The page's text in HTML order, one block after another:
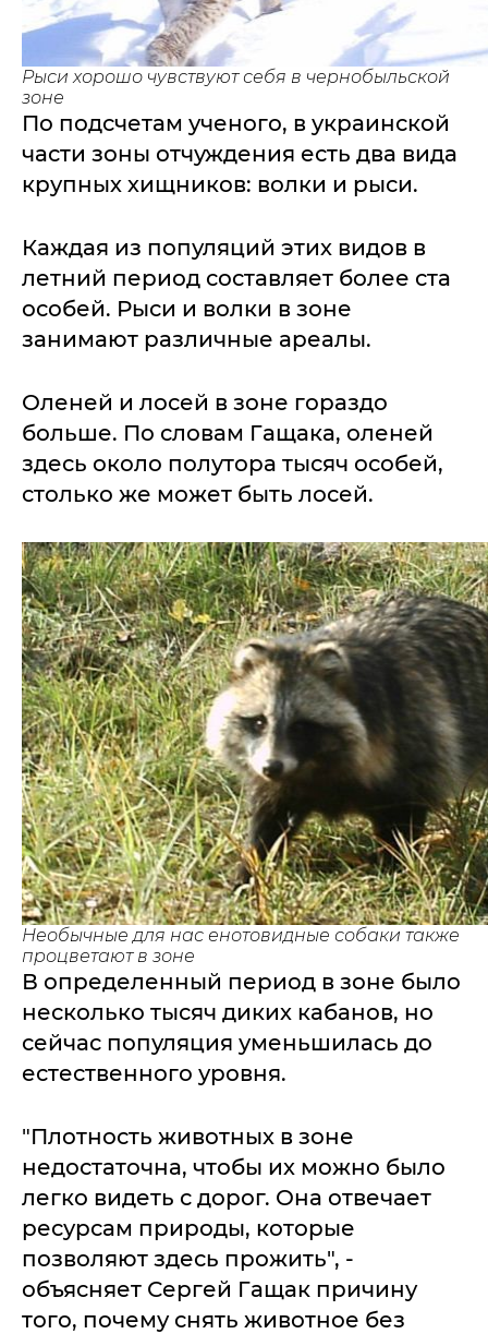
Рыси хорошо чувствуют себя в чернобыльской
зоне
По подсчетам ученого, в украинской
части зоны отчуждения есть два вида
крупных хищников: волки и рыси.
Каждая из популяций этих видов в
летний период составляет более ста
особей. Рыси и волки в зоне
занимают различные ареалы.
Оленей и лосей в зоне гораздо
больше. По словам Гащака, оленей
здесь около полутора тысяч особей,
столько же может быть лосей.
Необычные для нас енотовидные собаки также
процветают в зоне
В определенный период в зоне было
несколько тысяч диких кабанов, но
сейчас популяция уменьшилась до
естественного уровня.
"Плотность животных в зоне
недостаточна, чтобы их можно было
легко видеть с дорог. Она отвечает
ресурсам природы, которые
позволяют здесь прожить", -
объясняет Сергей Гащак причину
того, почему снять животное без